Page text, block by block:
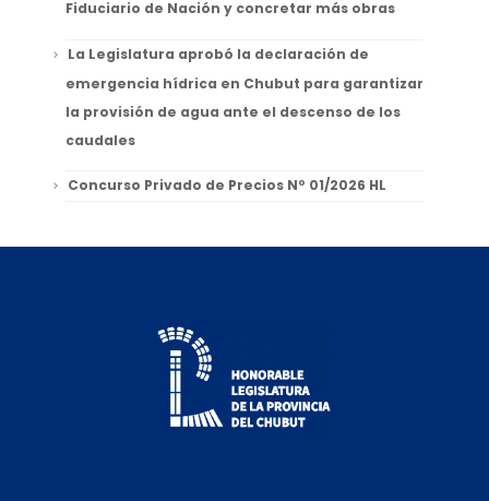
Fiduciario de Nación y concretar más obras
La Legislatura aprobó la declaración de
emergencia hídrica en Chubut para garantizar
la provisión de agua ante el descenso de los
caudales
Concurso Privado de Precios Nº 01/2026 HL